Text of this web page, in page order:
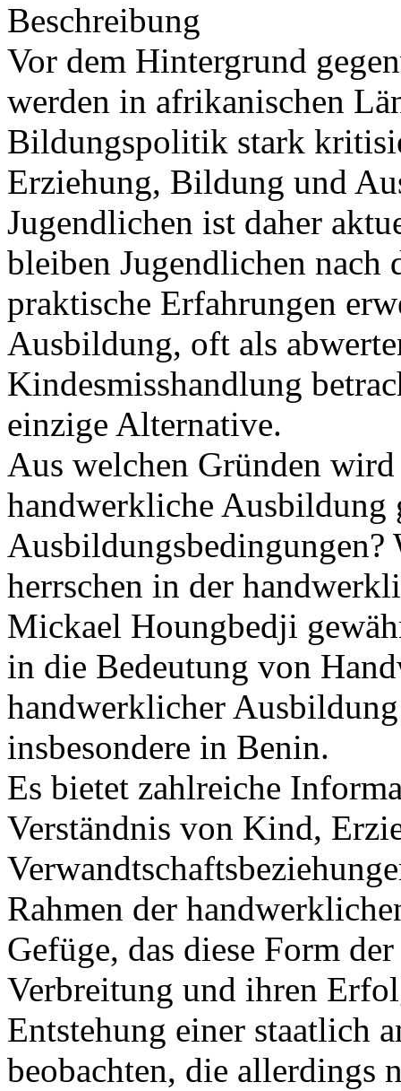
Beschreibung
Vor dem Hintergrund
werden in afrikanischen
Bildungspolitik stark
Erziehung, Bildung und
Jugendlichen ist daher
bleiben Jugendlichen nach
praktische Erfahrungen
Ausbildung, oft als
Kindesmisshandlung
einzige Alternative.
Aus welchen Gründen
handwerkliche Ausbildung
Ausbildungsbedingungen?
herrschen in der
Mickael Houngbedji
in die Bedeutung von
handwerklicher
insbesondere in Benin.
Es bietet zahlreiche
Verständnis von Kind,
Rahmen der
Gefüge, das diese Form
Verbreitung und ihren
Entstehung einer staatlich
beobachten, die allerdings